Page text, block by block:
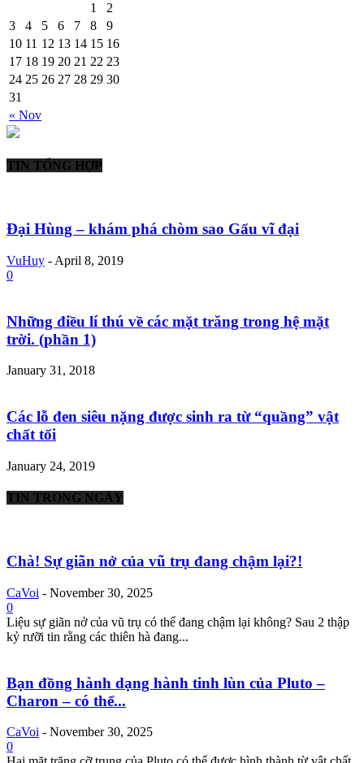
« Nov
1
2
3
4 5 6 7 8
9
10 11 12 13 14 15 16
17 18 19 20 21 22 23
24 25 26 27 28 29 30
31
TIN TỔNG HỢP
Đại Hùng – khám phá chòm sao Gấu vĩ đại
VuHuy - April 8, 2019
0
Những điều lí thú về các mặt trăng trong hệ mặt
trời. (phần 1)
January 31, 2018
Các lỗ đen siêu nặng được sinh ra từ “quầng” vật
chất tối
January 24, 2019
TIN TRONG NGÀY
Chà! Sự giãn nở của vũ trụ đang chậm lại?!
CaVoi - November 30, 2025
0
Liệu sự giãn nở của vũ trụ có thể đang chậm lại không? Sau 2 thập
kỷ rưỡi tin rằng các thiên hà đang...
Bạn đồng hành dạng hành tinh lùn của Pluto –
Charon – có thể...
CaVoi - November 30, 2025
0